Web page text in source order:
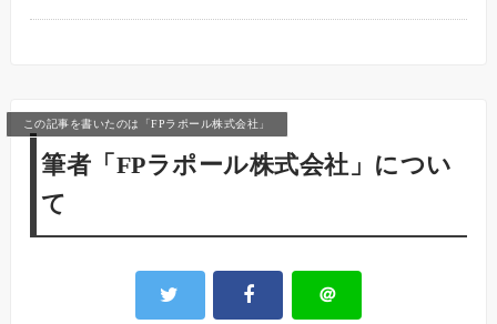
この記事を書いたのは「FPラポール株式会社」
筆者「FPラポール株式会社」につい
て
＠